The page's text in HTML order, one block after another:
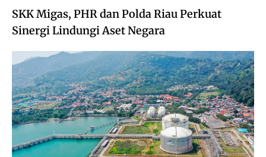
SKK Migas, PHR dan Polda Riau Perkuat
Sinergi Lindungi Aset Negara